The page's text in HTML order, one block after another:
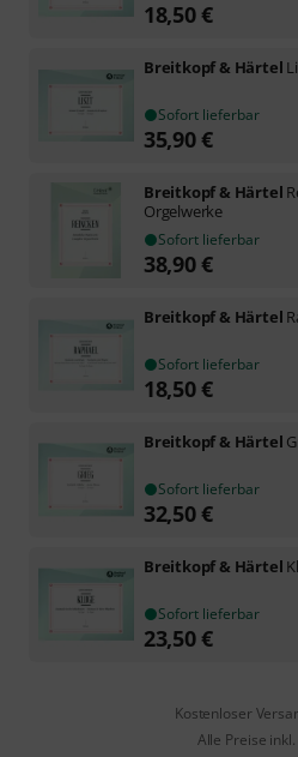
18,50€
Breitkopf & Härtel
Sofort lieferbar
35,90€
Breitkopf & Härtel
Orgelwerke
Sofort lieferbar
38,90€
Breitkopf & Härtel
Sofort lieferbar
18,50€
Breitkopf & Härtel
Sofort lieferbar
32,50€
Breitkopf & Härtel
Sofort lieferbar
23,50€
Kostenloser
Alle Preise